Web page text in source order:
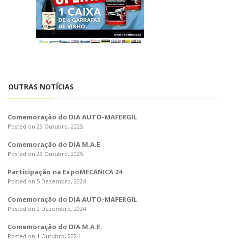
OUTRAS NOTÍCIAS
Comemoração do DIA AUTO-MAFERGIL
Posted on 29 Outubro, 2025
Comemoração do DIA M.A.E
Posted on 29 Outubro, 2025
Participação na ExpoMECÂNICA 24
Posted on 5 Dezembro, 2024
Comemoração do DIA AUTO-MAFERGIL
Posted on 2 Dezembro, 2024
Comemoração do DIA M.A.E.
Posted on 1 Outubro, 2024